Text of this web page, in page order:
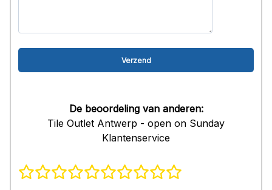
De beoordeling van anderen:
Tile Outlet Antwerp - open on Sunday
Klantenservice